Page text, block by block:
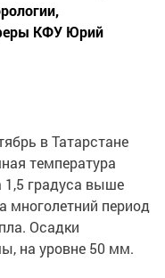
КФУ Юрий
в Татарстане
температура
1,5 градуса выше
многолетний период
Осадки
на уровне 50 мм.